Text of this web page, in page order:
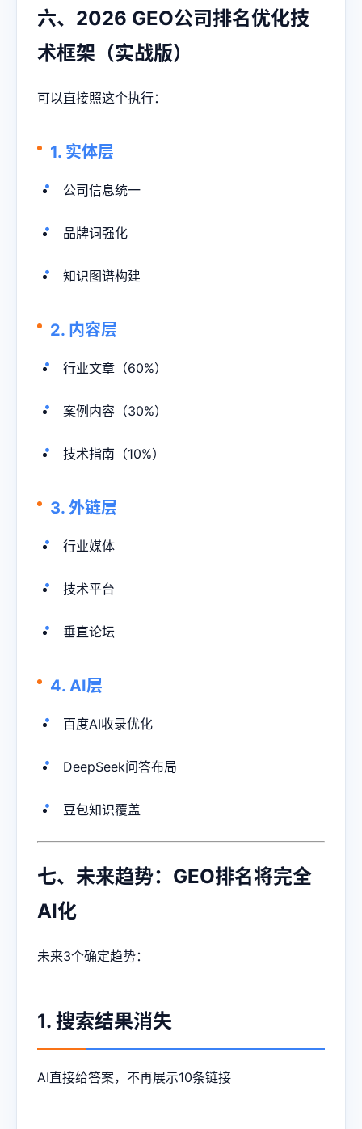
六、2026 GEO公司排名优化技
术框架（实战版）
可以直接照这个执行：
1. 实体层
公司信息统一
品牌词强化
知识图谱构建
2. 内容层
行业文章（60%）
案例内容（30%）
技术指南（10%）
3. 外链层
行业媒体
技术平台
垂直论坛
4. AI层
百度AI收录优化
DeepSeek问答布局
豆包知识覆盖
七、未来趋势：GEO排名将完全
AI化
未来3个确定趋势：
1. 搜索结果消失
AI直接给答案，不再展示10条链接